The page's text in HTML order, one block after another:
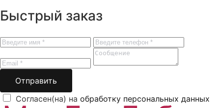
Быстрый заказ
Отправить
Согласен(на) на обработку персональных данных